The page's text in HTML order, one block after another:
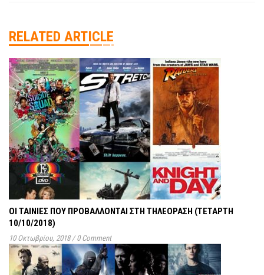
RELATED ARTICLE
ΟΙ ΤΑΙΝΊΕΣ ΠΟΥ ΠΡΟΒΆΛΛΟΝΤΑΙ ΣΤΗ ΤΗΛΕΌΡΑΣΗ (ΤΕΤΆΡΤΗ
10/10/2018)
10 Οκτωβρίου, 2018 / 0 Comment